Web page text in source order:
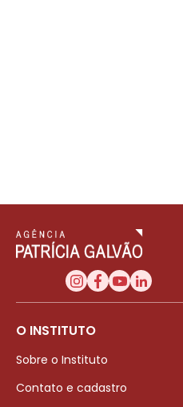
O INSTITUTO
Sobre o Instituto
Contato e cadastro